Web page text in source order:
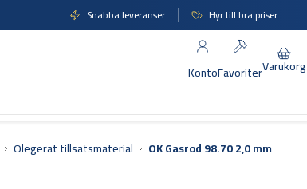
Snabba leveranser Hyr till bra priser
KontoFavoriterVarukorg
Olegerat tillsatsmaterial OK Gasrod 98.70 2,0 mm